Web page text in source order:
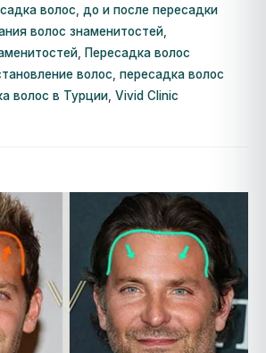
волос до и после пересадки
волос знаменитостей
Пересадка волос
волос пересадка волос
волос в Турции Vivid Clinic